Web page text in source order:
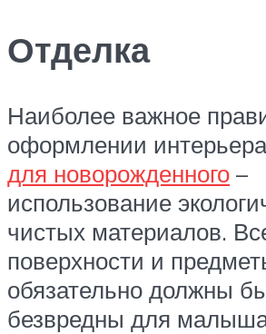
Отделка
Наиболее важное
оформлении
для новорожденного –
использование
чистых материалов.
поверхности и
обязательно должны
безвредны для